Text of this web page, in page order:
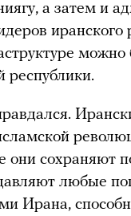
а затем и
можно
республики.
они сохраняют
любые
Ирана,